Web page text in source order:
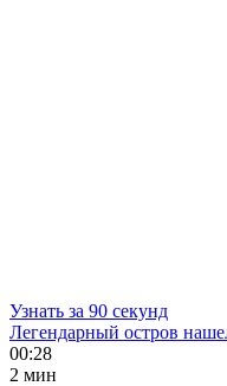
Узнать за 90 секунд
Легендарный остров
00:28
2 мин